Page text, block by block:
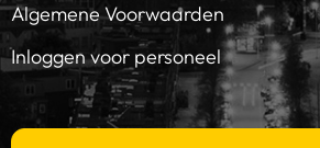
Algemene Voorwaarden
Inloggen voor personeel